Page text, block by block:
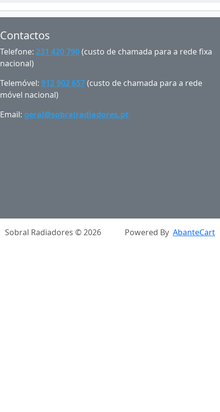
Contactos
Telefone: 231 420 790(custo de chamada para a rede fixa
nacional)
Telemóvel: 912 902 657(custo de chamada para a rede
móvel nacional)
Email: geral@sobralradiadores.pt
Sobral Radiadores © 2026 Powered By AbanteCart